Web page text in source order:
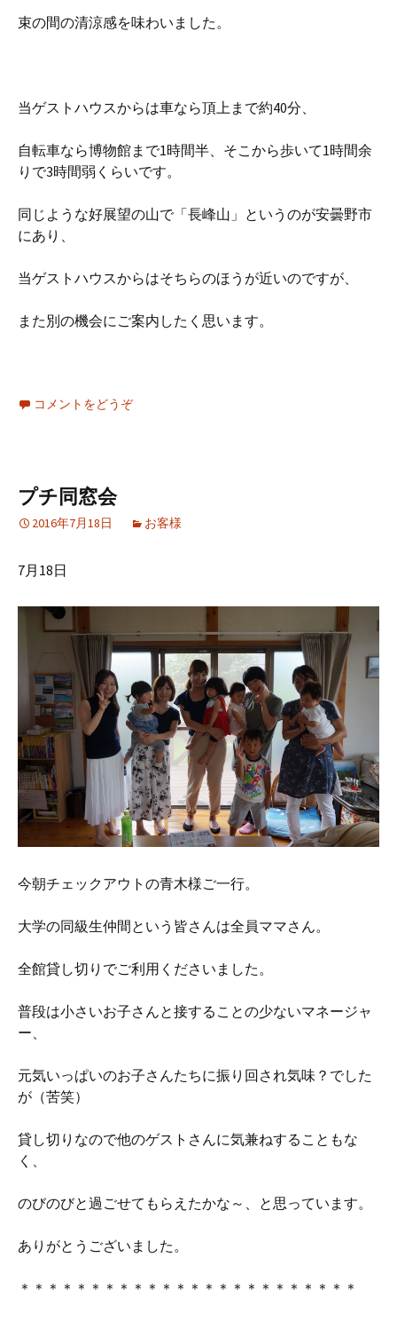
束の間の清涼感を味わいました。
当ゲストハウスからは車なら頂上まで約40分、
自転車なら博物館まで1時間半、そこから歩いて1時間余
りで3時間弱くらいです。
同じような好展望の山で「長峰山」というのが安曇野市
にあり、
当ゲストハウスからはそちらのほうが近いのですが、
また別の機会にご案内したく思います。
コメントをどうぞ
プチ同窓会
2016年7月18日 お客様
7月18日
今朝チェックアウトの青木様ご一行。
大学の同級生仲間という皆さんは全員ママさん。
全館貸し切りでご利用くださいました。
普段は小さいお子さんと接することの少ないマネージャ
ー、
元気いっぱいのお子さんたちに振り回され気味？でした
が（苦笑）
貸し切りなので他のゲストさんに気兼ねすることもな
く、
のびのびと過ごせてもらえたかな～、と思っています。
ありがとうございました。
＊＊＊＊＊＊＊＊＊＊＊＊＊＊＊＊＊＊＊＊＊＊＊＊